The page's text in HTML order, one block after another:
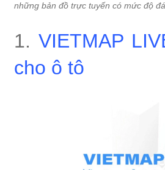
những bản đồ trực tuyến có mức độ
1.VIETMAP
cho ô tô